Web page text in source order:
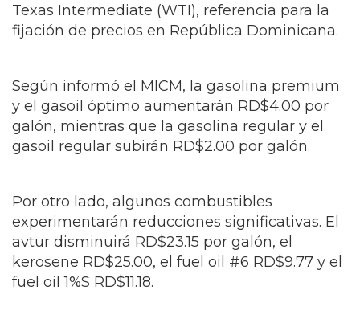
Texas Intermediate (WTI), referencia para la
fijación de precios en República Dominicana.
Según informó el MICM, la gasolina premium
y el gasoil óptimo aumentarán RD$4.00 por
galón, mientras que la gasolina regular y el
gasoil regular subirán RD$2.00 por galón.
Por otro lado, algunos combustibles
experimentarán reducciones significativas. El
avtur disminuirá RD$23.15 por galón, el
kerosene RD$25.00, el fuel oil #6 RD$9.77 y el
fuel oil 1%S RD$11.18.